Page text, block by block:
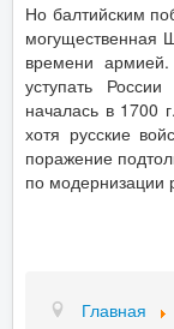
Но балтийским
могущественная
времени
уступать
началась в 1700
хотя русские
поражение
по модернизации
Главная